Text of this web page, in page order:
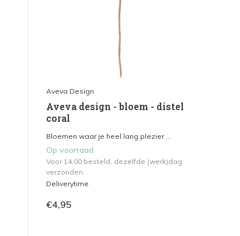
Aveva Design
Aveva design - bloem - distel
coral
Bloemen waar je heel lang plezier ...
Op voorraad
Voor 14.00 besteld, dezelfde (werk)dag
verzonden.
Deliverytime
€4,95